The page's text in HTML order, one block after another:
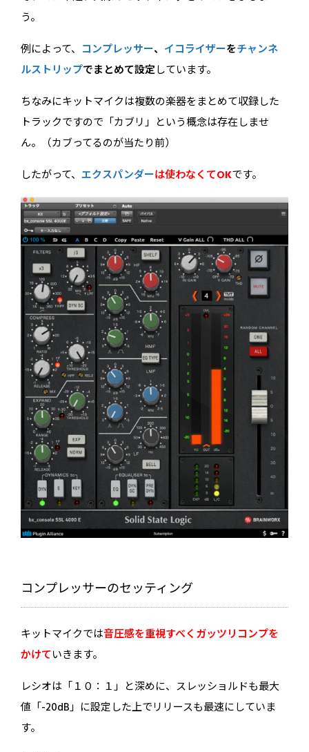
う。
例によって、 コンプレッサー、 イコライザーをチャンネ
ルストリップでまとめて設定しています。
ちなみにキットマイクは複数の楽器をまとめて収録した
トラックですので「カブリ」という概念は存在しませ
ん。（カブってるのが当たり前）
したがって、エクスパンダーは使わなくてOKです。
コンプレッサーのセッティング
キットマイクでは音圧感を重視すべくガッツリコンプを
かけていきます。
レシオは「１０：１」と深めに、スレッショルドも最大
値「-20dB」に設定した上でリリースも最速にしていま
す。